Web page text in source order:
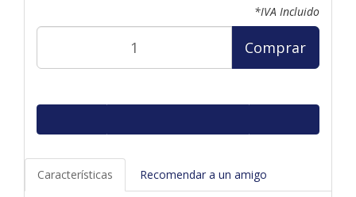
*IVA Incluido
Comprar
Características Recomendar a un amigo